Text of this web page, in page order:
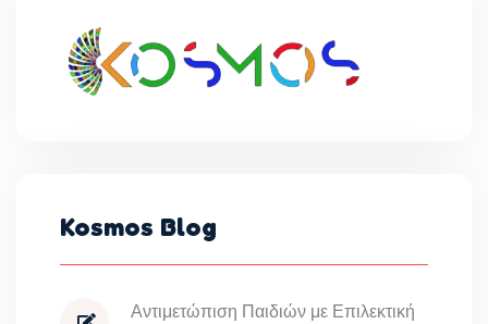
Kosmos Blog
Αντιμετώπιση Παιδιών με Επιλεκτική